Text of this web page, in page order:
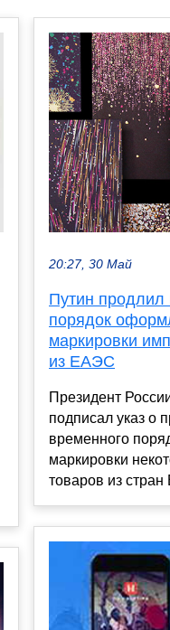
20:27, 30 Май
Путин
порядок
маркировки
из ЕАЭС
Президент
подписал указ о
временного
маркировки
товаров из